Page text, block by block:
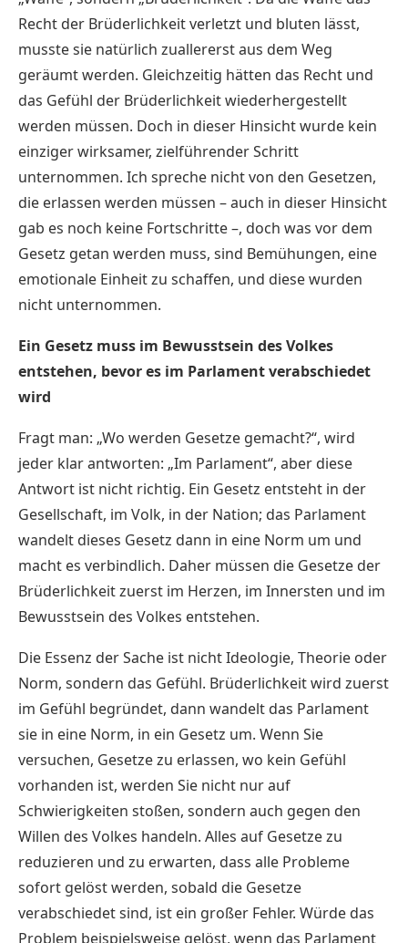
Recht der Brüderlichkeit verletzt und bluten lässt,
musste sie natürlich zuallererst aus dem Weg
geräumt werden. Gleichzeitig hätten das Recht und
das Gefühl der Brüderlichkeit wiederhergestellt
werden müssen. Doch in dieser Hinsicht wurde kein
einziger wirksamer, zielführender Schritt
unternommen. Ich spreche nicht von den Gesetzen,
die erlassen werden müssen – auch in dieser Hinsicht
gab es noch keine Fortschritte –, doch was vor dem
Gesetz getan werden muss, sind Bemühungen, eine
emotionale Einheit zu schaffen, und diese wurden
nicht unternommen.
Ein Gesetz muss im Bewusstsein des Volkes
entstehen, bevor es im Parlament verabschiedet
wird
Fragt man: „Wo werden Gesetze gemacht?“, wird
jeder klar antworten: „Im Parlament“, aber diese
Antwort ist nicht richtig. Ein Gesetz entsteht in der
Gesellschaft, im Volk, in der Nation; das Parlament
wandelt dieses Gesetz dann in eine Norm um und
macht es verbindlich. Daher müssen die Gesetze der
Brüderlichkeit zuerst im Herzen, im Innersten und im
Bewusstsein des Volkes entstehen.
Die Essenz der Sache ist nicht Ideologie, Theorie oder
Norm, sondern das Gefühl. Brüderlichkeit wird zuerst
im Gefühl begründet, dann wandelt das Parlament
sie in eine Norm, in ein Gesetz um. Wenn Sie
versuchen, Gesetze zu erlassen, wo kein Gefühl
vorhanden ist, werden Sie nicht nur auf
Schwierigkeiten stoßen, sondern auch gegen den
Willen des Volkes handeln. Alles auf Gesetze zu
reduzieren und zu erwarten, dass alle Probleme
sofort gelöst werden, sobald die Gesetze
verabschiedet sind, ist ein großer Fehler. Würde das
Problem beispielsweise gelöst, wenn das Parlament